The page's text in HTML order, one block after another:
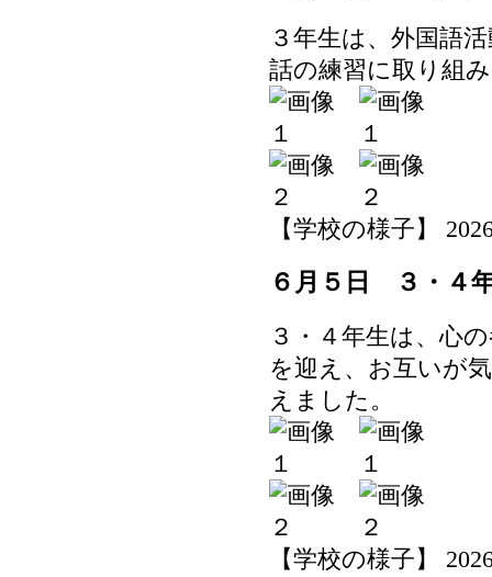
３年生は、外国語
話の練習に取り組
【学校の様子】
６月５日 ３・４
３・４年生は、心
を迎え、お互いが
えました。
【学校の様子】